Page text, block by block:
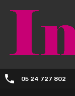
05 24 727 802